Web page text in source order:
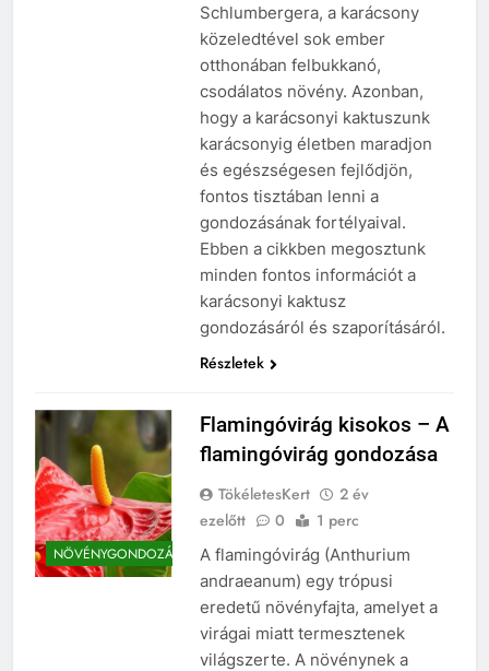
Schlumbergera, a karácsony
közeledtével sok ember
otthonában felbukkanó,
csodálatos növény. Azonban,
hogy a karácsonyi kaktuszunk
karácsonyig életben maradjon
és egészségesen fejlődjön,
fontos tisztában lenni a
gondozásának fortélyaival.
Ebben a cikkben megosztunk
minden fontos információt a
karácsonyi kaktusz
gondozásáról és szaporításáról.
Részletek
NÖVÉNYGONDOZÁS
Flamingóvirág kisokos – A
flamingóvirág gondozása
TökéletesKert
2 év
ezelőtt
0 1 perc
A flamingóvirág (Anthurium
andraeanum) egy trópusi
eredetű növényfajta, amelyet a
virágai miatt termesztenek
világszerte. A növénynek a